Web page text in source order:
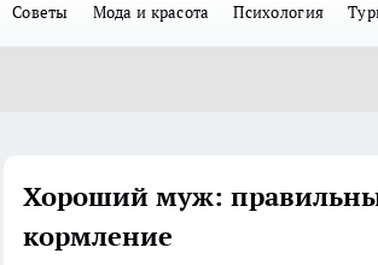
Советы Мода и красота Психология
Хороший муж:
кормление